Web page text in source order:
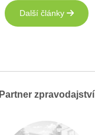
Další články
Partner zpravodajství